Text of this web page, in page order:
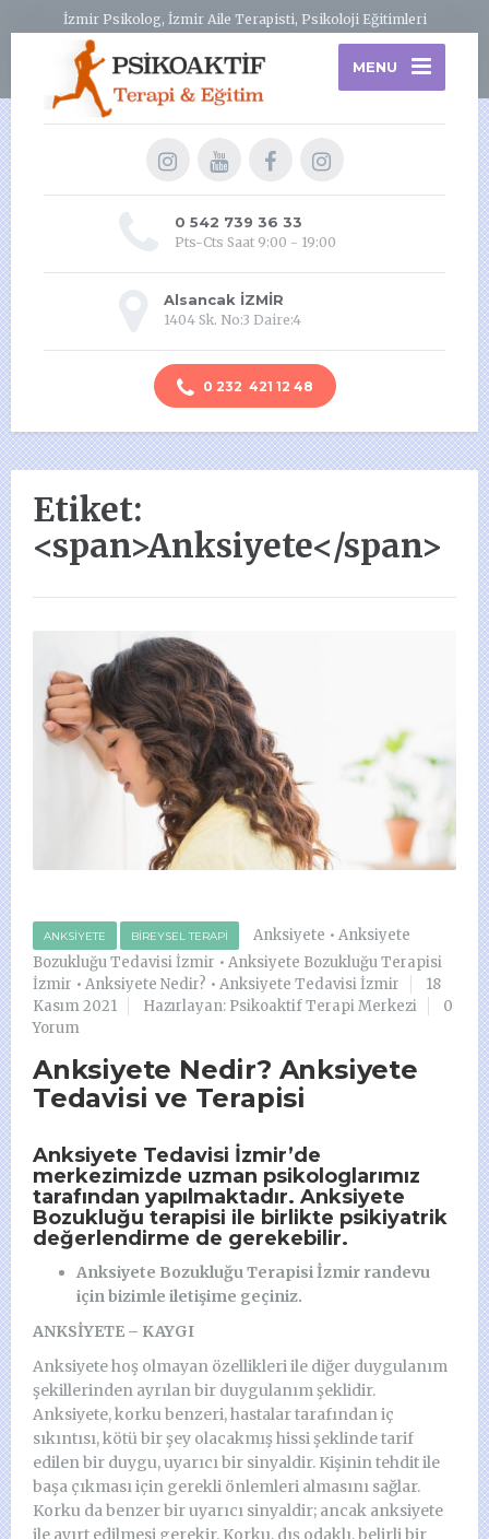
İzmir Psikolog, İzmir Aile Terapisti, Psikoloji Eğitimleri
MENU
0 542 739 36 33
Pts-Cts Saat 9:00 - 19:00
Alsancak İZMİR
1404 Sk. No:3 Daire:4
0 232 421 12 48
Etiket:
<span>Anksiyete</span>
ANKSIYETE BIREYSEL TERAPI Anksiyete • Anksiyete
Bozukluğu Tedavisi İzmir • Anksiyete Bozukluğu Terapisi
İzmir • Anksiyete Nedir? • Anksiyete Tedavisi İzmir
18
Kasım 2021
Hazırlayan: Psikoaktif Terapi Merkezi
0
Yorum
Anksiyete Nedir? Anksiyete
Tedavisi ve Terapisi
Anksiyete Tedavisi İzmir’de
merkezimizde uzman psikologlarımız
tarafından yapılmaktadır. Anksiyete
Bozukluğu terapisi ile birlikte psikiyatrik
değerlendirme de gerekebilir.
Anksiyete Bozukluğu Terapisi İzmir randevu
için bizimle iletişime geçiniz.
ANKSİYETE – KAYGI
Anksiyete hoş olmayan özellikleri ile diğer duygulanım
şekillerinden ayrılan bir duygulanım şeklidir.
Anksiyete, korku benzeri, hastalar tarafından iç
sıkıntısı, kötü bir şey olacakmış hissi şeklinde tarif
edilen bir duygu, uyarıcı bir sinyaldir. Kişinin tehdit ile
başa çıkması için gerekli önlemleri almasını sağlar.
Korku da benzer bir uyarıcı sinyaldir; ancak anksiyete
ile ayırt edilmesi gerekir. Korku, dış odaklı, belirli bir